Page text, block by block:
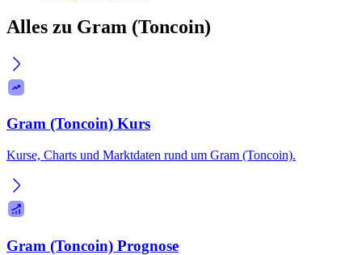
Alles zu Gram (Toncoin)
Gram (Toncoin) Kurs
Kurse, Charts und Marktdaten rund um Gram (Toncoin).
Gram (Toncoin) Prognose